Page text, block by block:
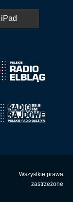
Wszystkie prawa
zastrzeżone